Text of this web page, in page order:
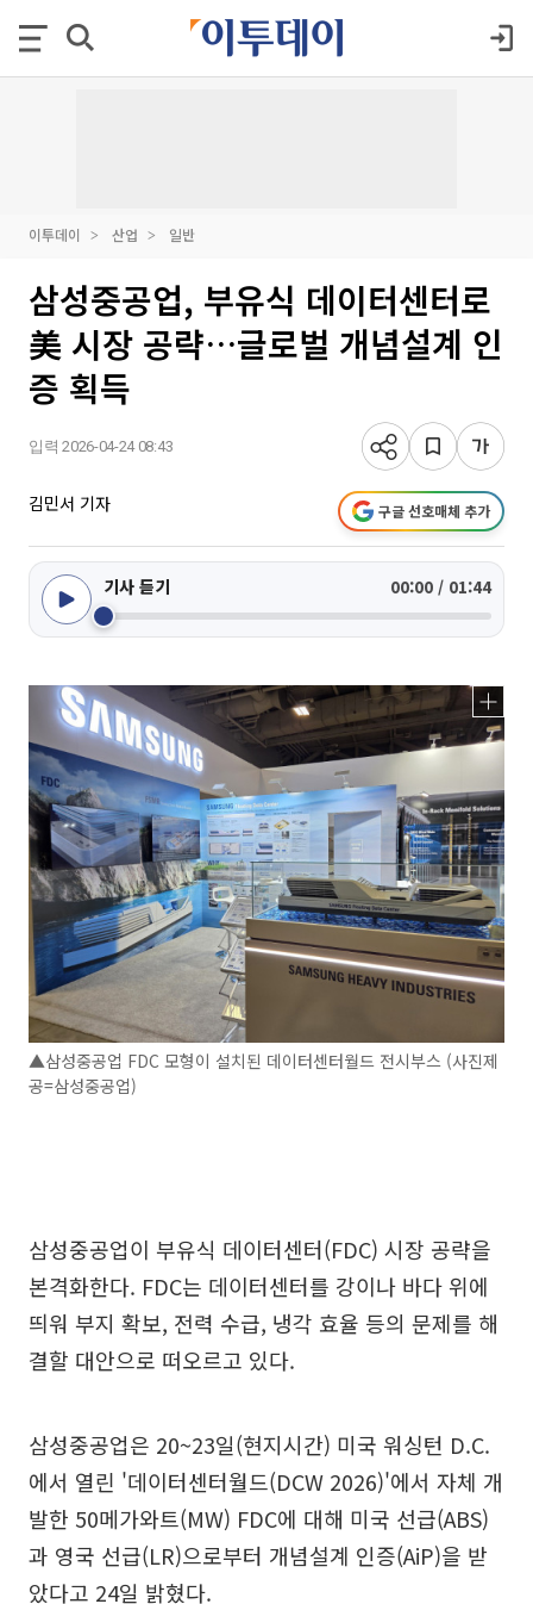
이투데이 산업 일반
삼성중공업, 부유식 데이터센터로
美 시장 공략…글로벌 개념설계 인
증 획득
입력 2026-04-24 08:43
김민서 기자 구글 선호매체 추가
기사 듣기 00:00 / 01:44
▲삼성중공업 FDC 모형이 설치된 데이터센터월드 전시부스 (사진제
공=삼성중공업)
삼성중공업이 부유식 데이터센터(FDC) 시장 공략을
본격화한다. FDC는 데이터센터를 강이나 바다 위에
띄워 부지 확보, 전력 수급, 냉각 효율 등의 문제를 해
결할 대안으로 떠오르고 있다.
삼성중공업은 20~23일(현지시간) 미국 워싱턴 D.C.
에서 열린 '데이터센터월드(DCW 2026)'에서 자체 개
발한 50메가와트(MW) FDC에 대해 미국 선급(ABS)
과 영국 선급(LR)으로부터 개념설계 인증(AiP)을 받
았다고 24일 밝혔다.